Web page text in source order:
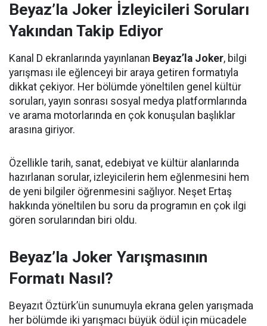
Beyaz’la Joker İzleyicileri Soruları
Yakından Takip Ediyor
Kanal D ekranlarında yayınlanan Beyaz’la Joker, bilgi
yarışması ile eğlenceyi bir araya getiren formatıyla
dikkat çekiyor. Her bölümde yöneltilen genel kültür
soruları, yayın sonrası sosyal medya platformlarında
ve arama motorlarında en çok konuşulan başlıklar
arasına giriyor.
Özellikle tarih, sanat, edebiyat ve kültür alanlarında
hazırlanan sorular, izleyicilerin hem eğlenmesini hem
de yeni bilgiler öğrenmesini sağlıyor. Neşet Ertaş
hakkında yöneltilen bu soru da programın en çok ilgi
gören sorularından biri oldu.
Beyaz’la Joker Yarışmasının
Formatı Nasıl?
Beyazıt Öztürk’ün sunumuyla ekrana gelen yarışmada
her bölümde iki yarışmacı büyük ödül için mücadele